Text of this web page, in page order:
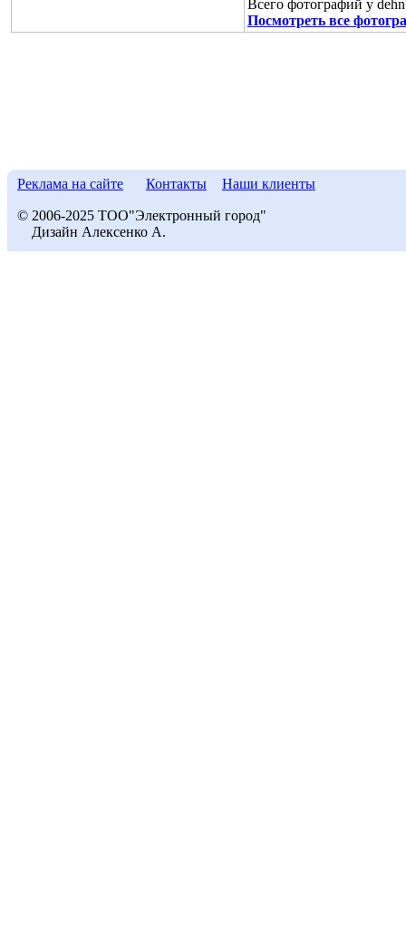
Всего фотографий у
Посмотреть все
Реклама на сайте Контакты Наши клиенты
© 2006-2025 ТОО"Электронный город"
Дизайн Алексенко А.